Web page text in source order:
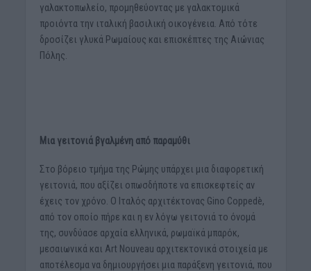
γαλακτοπωλείο, προμηθεύοντας με γαλακτομικά
προιόντα την ιταλική βασιλική οικογένεια. Από τότε
δροσίζει γλυκά Ρωμαίους και επισκέπτες της Αιώνιας
Πόλης.
Μια γειτονιά βγαλμένη από παραμύθι
Στο βόρειο τμήμα της Ρώμης υπάρχει μια διαφορετική
γειτονιά, που αξίζει οπωσδήποτε να επισκεφτείς αν
έχεις τον χρόνο. Ο Ιταλός αρχιτέκτονας Gino Coppedè,
από τον οποίο πήρε και η εν λόγω γειτονιά το όνομά
της, συνδύασε αρχαία ελληνικά, ρωμαϊκά μπαρόκ,
μεσαιωνικά και Art Nouveau αρχιτεκτονικά στοιχεία με
αποτέλεσμα να δημιουργήσει μια παράξενη γειτονιά, που